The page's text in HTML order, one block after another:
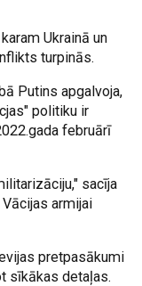
Ukrainā un
turpinās.
Putins apgalvoja,
politiku ir
februārī
sacīja
armijai
pretpasākumi
sīkākas detaļas.